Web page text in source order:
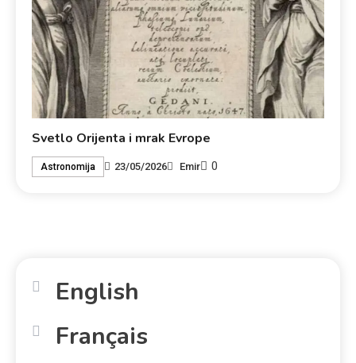
Svetlo Orijenta i mrak Evrope
Astronomija 23/05/2026 Emir 0
English
Français